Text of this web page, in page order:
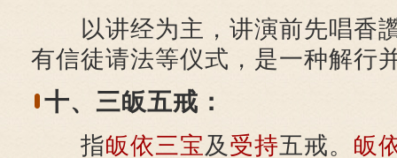
以讲经为主，讲演前先唱香
有信徒请法等仪式，是一种解行
十、三皈五戒：
指皈依三宝及 受持五戒。 皈